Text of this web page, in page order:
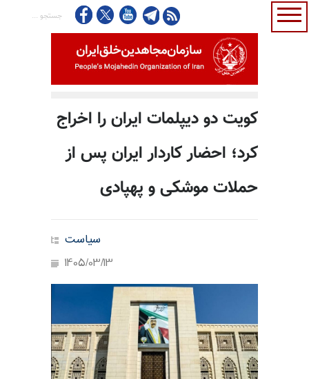
کویت دو دیپلمات ایران را اخراج
کرد؛ احضار کاردار ایران پس از
حملات موشکی و پهپادی
سیاست
1405/03/13